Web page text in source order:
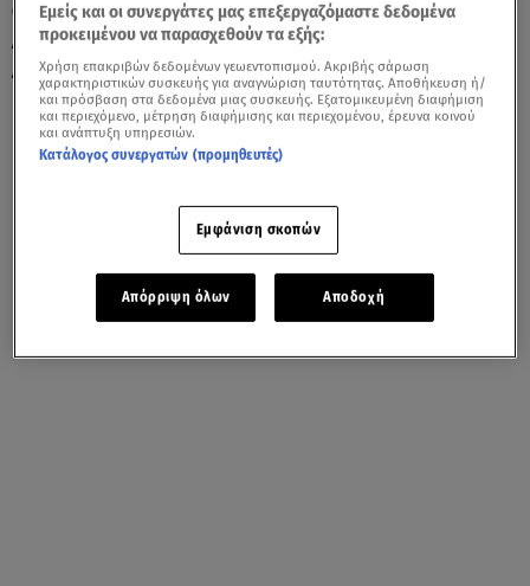
03.04.23, 18:32
Aυτό είναι το κατάλληλο ντύσιμο για την
Ανάσταση!
Εμείς και οι συνεργάτες μας επεξεργαζόμαστε δεδομένα
προκειμένου να παρασχεθούν τα εξής:
Χρήση επακριβών δεδομένων γεωεντοπισμού. Ακριβής σάρωση
χαρακτηριστικών συσκευής για αναγνώριση ταυτότητας. Αποθήκευση ή/
και πρόσβαση στα δεδομένα μιας συσκευής. Εξατομικευμένη διαφήμιση
και περιεχόμενο, μέτρηση διαφήμισης και περιεχομένου, έρευνα κοινού
και ανάπτυξη υπηρεσιών.
Κατάλογος συνεργατών (προμηθευτές)
Εμφάνιση σκοπών
Απόρριψη όλων Αποδοχή